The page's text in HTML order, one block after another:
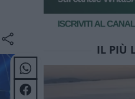
IL PIÙ